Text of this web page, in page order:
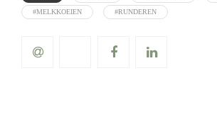
#MELKKOEIEN #RUNDEREN